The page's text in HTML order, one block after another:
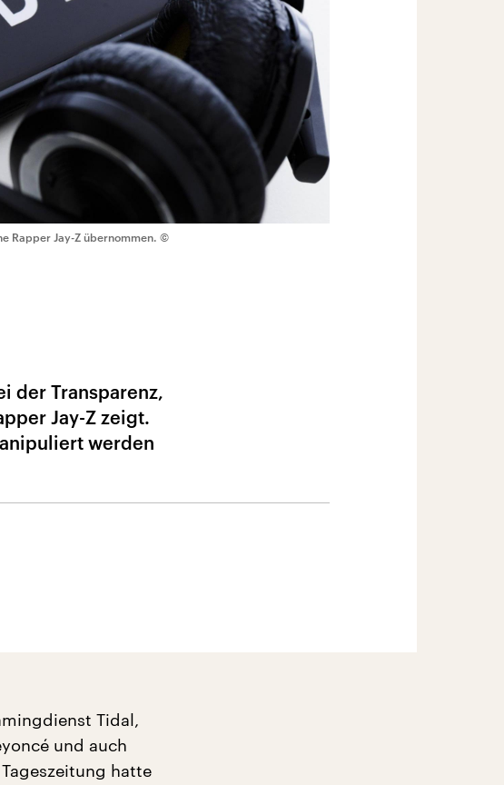
Rapper Jay-Z übernommen. ©
der Transparenz,
Jay-Z zeigt.
werden
Tidal,
und auch
hatte